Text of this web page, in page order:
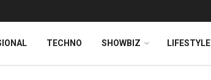
TECHNO SHOWBIZ LIFESTYLE